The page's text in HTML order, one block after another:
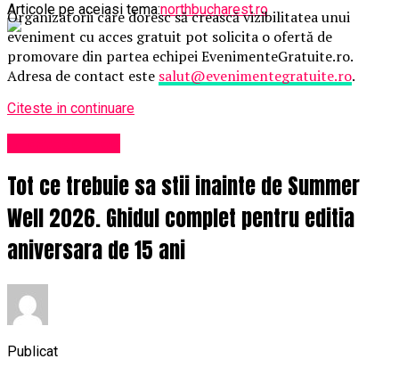
Articole pe aceiasi tema:northbucharest.ro
Organizatorii care doresc să crească vizibilitatea unui
eveniment cu acces gratuit pot solicita o ofertă de
promovare din partea echipei EvenimenteGratuite.ro.
Adresa de contact este salut@evenimentegratuite.ro.
Citeste in continuare
Tot ce trebuie sa stii inainte de Summer
Well 2026. Ghidul complet pentru editia
aniversara de 15 ani
Publicat